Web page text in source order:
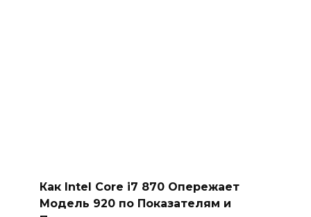
Как Intel Core i7 870 Опережает
Модель 920 по Показателям и